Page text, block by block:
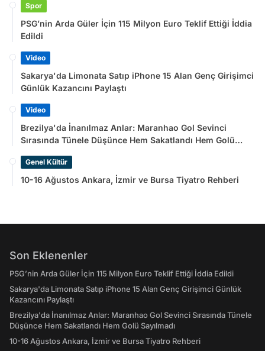
Spor
PSG’nin Arda Güler İçin 115 Milyon Euro Teklif Ettiği İddia
Edildi
Video
Sakarya'da Limonata Satıp iPhone 15 Alan Genç Girişimci
Günlük Kazancını Paylaştı
Video
Brezilya'da İnanılmaz Anlar: Maranhao Gol Sevinci
Sırasında Tünele Düşünce Hem Sakatlandı Hem Golü
Genel Kültür
10-16 Ağustos Ankara, İzmir ve Bursa Tiyatro Rehberi
Son Eklenenler
PSG’nin Arda Güler İçin 115 Milyon Euro Teklif Ettiği İddia Edildi
Sakarya'da Limonata Satıp iPhone 15 Alan Genç Girişimci Günlük
Kazancını Paylaştı
Brezilya'da İnanılmaz Anlar: Maranhao Gol Sevinci Sırasında Tünele
Düşünce Hem Sakatlandı Hem Golü Sayılmadı
10-16 Ağustos Ankara, İzmir ve Bursa Tiyatro Rehberi